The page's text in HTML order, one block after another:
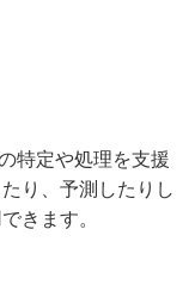
特定や処理を支援
り、予測したりし
きます。